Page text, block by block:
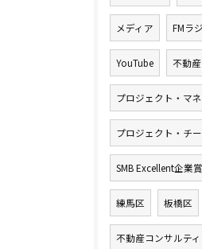
メディア FMラ
YouTube 不動
プロジェクト・マ
プロジェクト・チ
SMB Excellent企業賞
練馬区 板橋区
不動産コンサルテ